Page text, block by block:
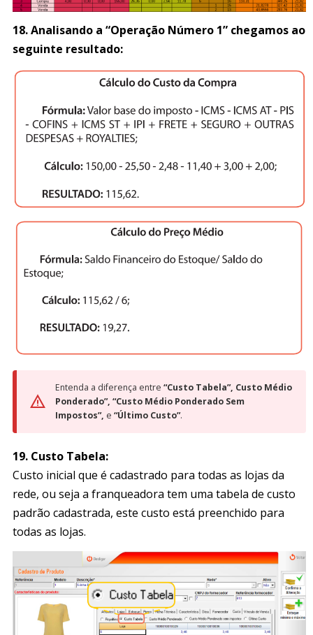
18. Analisando a “Operação Número 1” chegamos ao
seguinte resultado:
Entenda a diferença entre “Custo Tabela”, Custo Médio
Ponderado”, “Custo Médio Ponderado Sem
Impostos”, e “Último Custo”.
19. Custo Tabela:
Custo inicial que é cadastrado para todas as lojas da
rede, ou seja a franqueadora tem uma tabela de custo
padrão cadastrada, este custo está preenchido para
todas as lojas.